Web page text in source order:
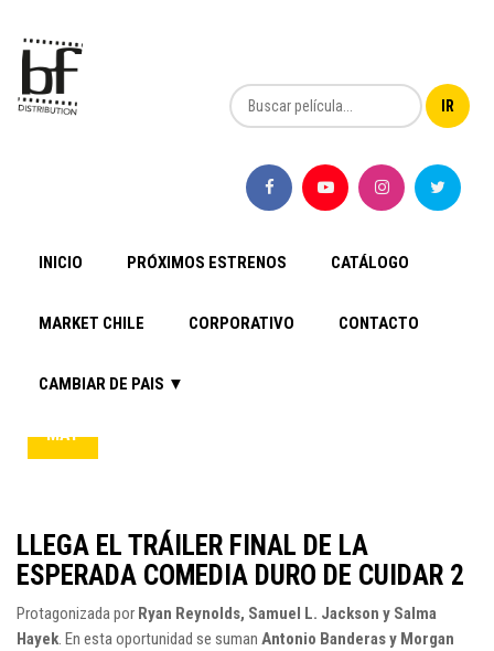
INICIO PRÓXIMOS ESTRENOS CATÁLOGO
MARKET CHILE CORPORATIVO CONTACTO
CAMBIAR DE PAIS ▼
MAY
LLEGA EL TRÁILER FINAL DE LA
ESPERADA COMEDIA DURO DE CUIDAR 2
Protagonizada por Ryan Reynolds, Samuel L. Jackson y Salma
Hayek. En esta oportunidad se suman Antonio Banderas y Morgan